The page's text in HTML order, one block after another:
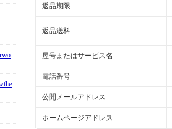
返品期限
返品送料
屋号またはサービス名
電話番号
公開メールアドレス
ホームページアドレス